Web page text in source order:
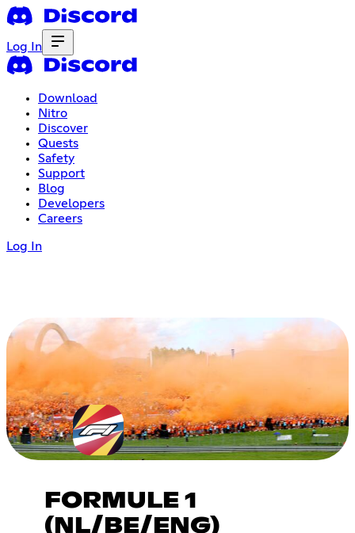
Log In
Download
Nitro
Discover
Quests
Safety
Support
Blog
Developers
Careers
Log In
FORMULE 1
(NL/BE/ENG)